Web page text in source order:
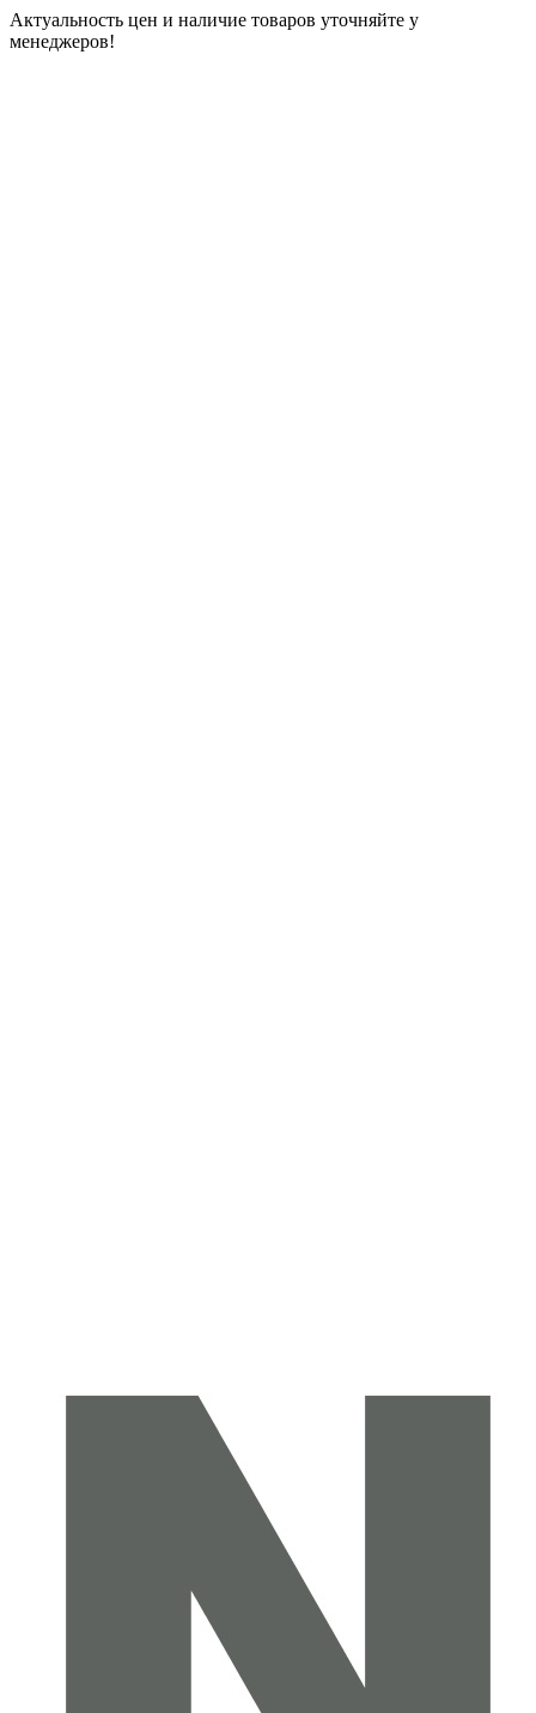
Актуальность цен и наличие товаров уточняйте у
менеджеров!